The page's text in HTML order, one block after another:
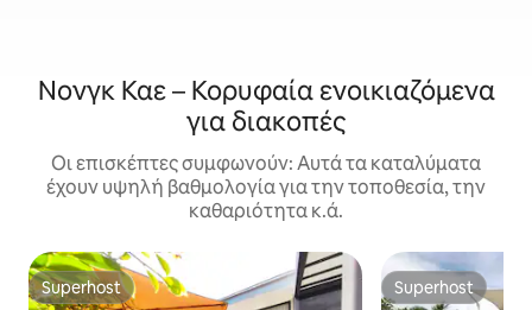
Νονγκ Καε – Κορυφαία ενοικιαζόμενα
για διακοπές
Οι επισκέπτες συμφωνούν: Αυτά τα καταλύματα
έχουν υψηλή βαθμολογία για την τοποθεσία, την
καθαριότητα κ.ά.
Superhost
Superhost Superhost
Superhost